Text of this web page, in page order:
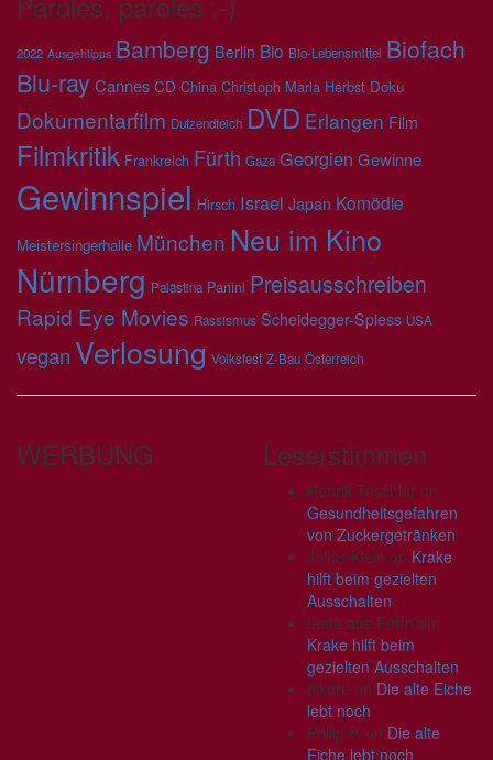
2022 Ausgehtipps Bamberg Berlin Bio Bio-Lebensmittel Biofach
Blu-rayCannes CD China Christoph Maria Herbst Doku
Dokumentarfilm Dutzendteich DVD Erlangen Film
Filmkritik Frankreich Fürth Gaza Georgien Gewinne
Gewinnspiel Hirsch Israel Japan Komödie
Meistersingerhalle München Neu im Kino
Nürnberg Palästina Panini Preisausschreiben
Rapid Eye Movies Rassismus Scheidegger-Spiess USA
vegan Verlosung Volksfest Z-Bau Österreich
WERBUNG Leserstimmen
Henrik Teschler on
Gesundheitsgefahren
von Zuckergetränken
Julius Klein on Krake
hilft beim gezielten
Ausschalten
Lena aus Fürth on
Krake hilft beim
gezielten Ausschalten
nikore on Die alte Eiche
lebt noch
Philip P. on Die alte
Eiche lebt noch